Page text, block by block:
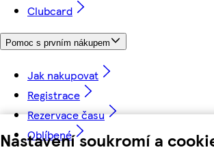
Nastavení soukromí a
Clubcard
Pomoc s prvním nákupem
Jak nakupovat
Registrace
Rezervace času
Oblíbené